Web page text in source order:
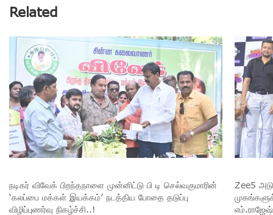
Related
நடிகர் விவேக் பிறந்தநாளை முன்னிட்டு பி டி செல்வகுமாரின்
‘கலப்பை மக்கள் இயக்கம்’ நடத்திய போதை தடுப்பு
விழிப்புணர்வு நிகழ்ச்சி..!
Zee5
எம்.ராஜேஷ்